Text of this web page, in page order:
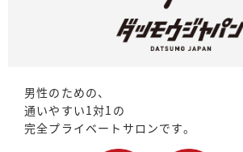
男性のための、
通いやすい1対1の
完全プライベートサロンです。